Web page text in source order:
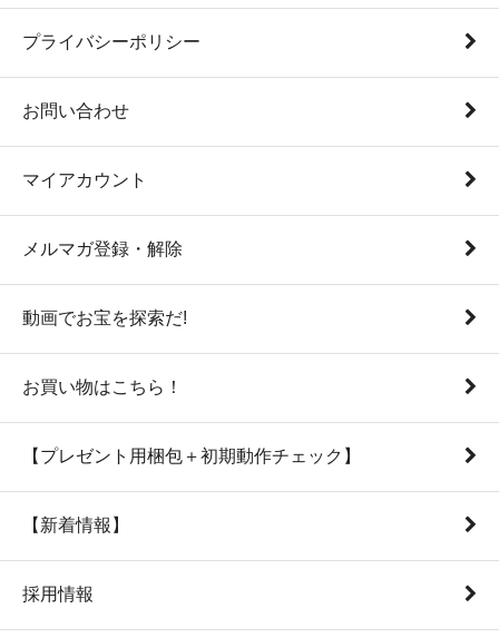
プライバシーポリシー
お問い合わせ
マイアカウント
メルマガ登録・解除
動画でお宝を探索だ!
お買い物はこちら！
【プレゼント用梱包＋初期動作チェック】
【新着情報】
採用情報